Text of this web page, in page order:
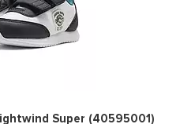
0
Super (40595001)